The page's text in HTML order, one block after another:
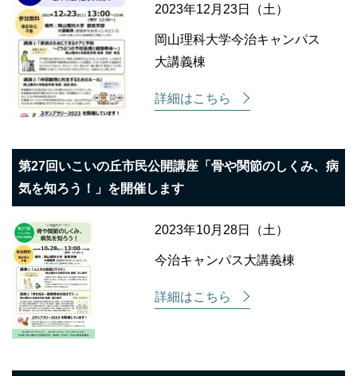
2023年12月23日（土）
岡山理科大学今治キャンパス
大講義棟
詳細はこちら
第27回いこいの丘市民公開講座「骨や関節のしくみ、病
気を知ろう！」を開催します
2023年10月28日（土）
今治キャンパス大講義棟
詳細はこちら